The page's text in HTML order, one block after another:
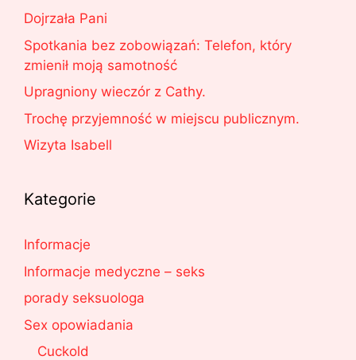
Dojrzała Pani
Spotkania bez zobowiązań: Telefon, który
zmienił moją samotność
Upragniony wieczór z Cathy.
Trochę przyjemność w miejscu publicznym.
Wizyta Isabell
Kategorie
Informacje
Informacje medyczne – seks
porady seksuologa
Sex opowiadania
Cuckold